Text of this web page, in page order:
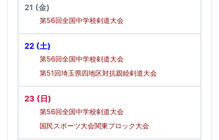
21 (金)
第56回全国中学校剣道大会
22 (土)
第56回全国中学校剣道大会
第51回埼玉県四地区対抗親睦剣道大会
23 (日)
第56回全国中学校剣道大会
国民スポーツ大会関東ブロック大会